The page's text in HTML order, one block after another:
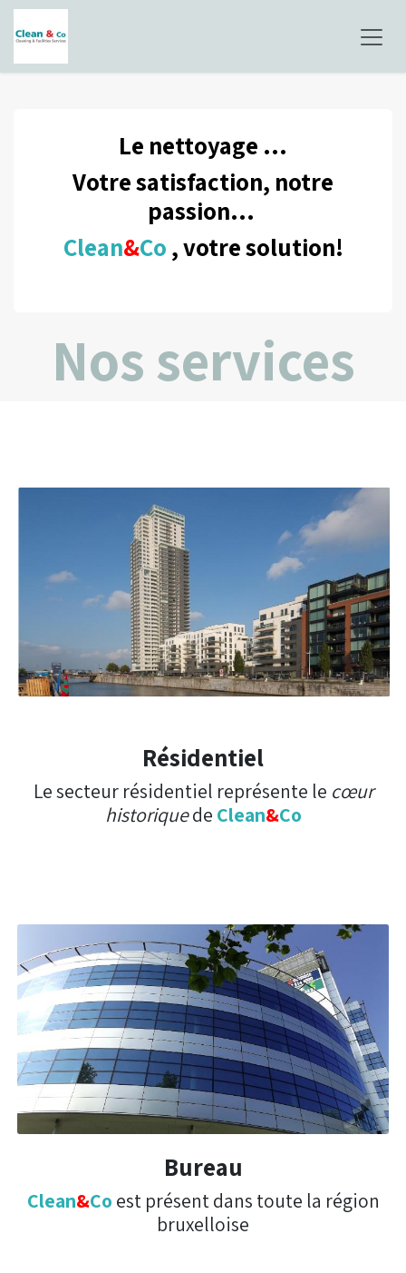
Se rendre au contenu
Le nettoyage ...
Votre satisfaction, notre
passion...
Clean&Co, votre solution!
Nos services
Résidentiel
Le secteur résidentiel représente le cœur
historiquede Clean&Co
Bureau
Clean&Co est présent dans toute la région
bruxelloise